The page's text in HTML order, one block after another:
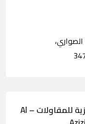
الصواري،
احداثيات خريطة شركة أبراج العزيزية للمقاولات – Al